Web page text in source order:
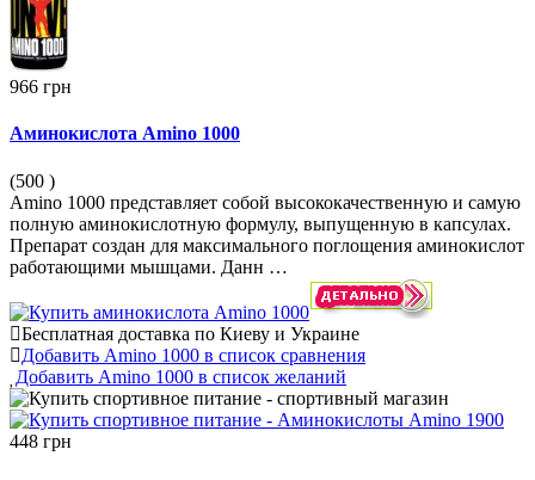
966 грн
Аминокислота Amino 1000
(500 )
Amino 1000 представляет собой высококачественную и самую
полную аминокислотную формулу, выпущенную в капсулах.
Препарат создан для максимального поглощения аминокислот
работающими мышцами. Данн …
Бесплатная доставка по Киеву и Украине
Добавить Amino 1000 в список сравнения
Добавить Amino 1000 в список желаний
448 грн